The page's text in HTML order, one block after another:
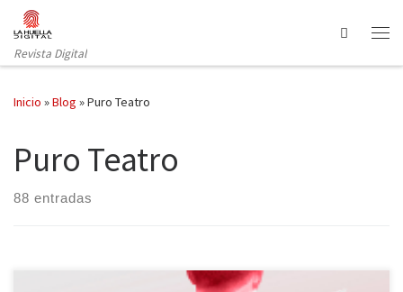
Saltar al contenido
Revista Digital
Search
Inicio »Blog »Puro Teatro
Puro Teatro
88 entradas